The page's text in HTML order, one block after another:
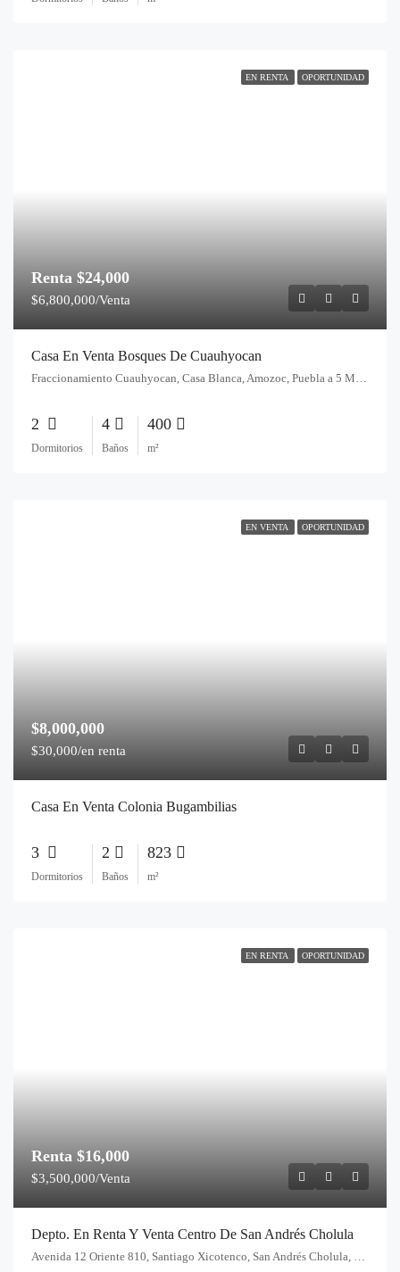
EN RENTA OPORTUNIDAD
Renta $24,000
$6,800,000/Venta
Casa En Venta Bosques De Cuauhyocan
Fraccionamiento Cuauhyocan, Casa Blanca, Amozoc, Puebla a 5 Minutos de Harás Amozoc Puebla
2
Dormitorios
4
Baños
400
m²
EN VENTA OPORTUNIDAD
$8,000,000
$30,000/en renta
Casa En Venta Colonia Bugambilias
3
Dormitorios
2
Baños
823
m²
EN RENTA OPORTUNIDAD
Renta $16,000
$3,500,000/Venta
Depto. En Renta Y Venta Centro De San Andrés Cholula
Avenida 12 Oriente 810, Santiago Xicotenco, San Andrés Cholula, Pue., México